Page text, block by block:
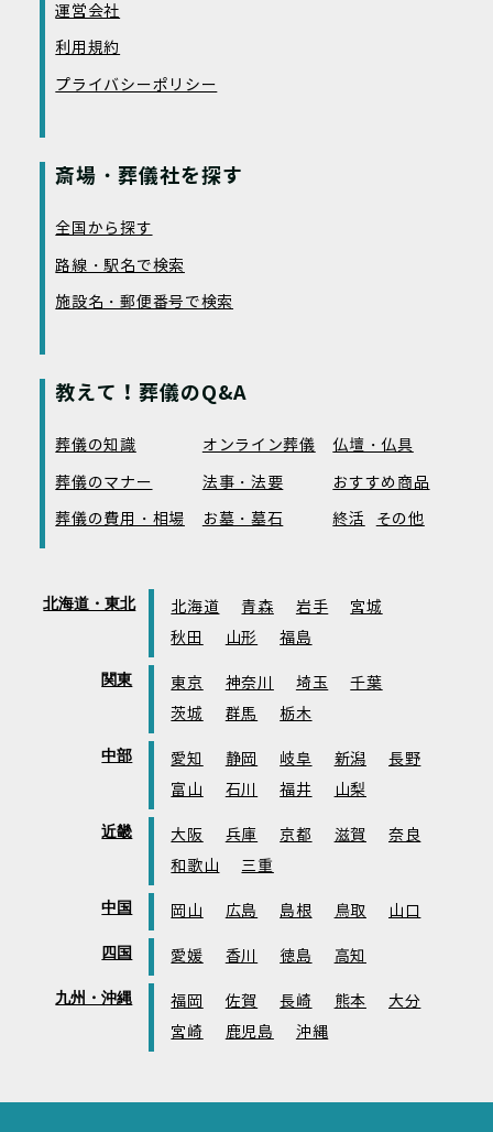
運営会社
利用規約
プライバシーポリシー
斎場・葬儀社を探す
全国から探す
路線・駅名で検索
施設名・郵便番号で検索
教えて！葬儀のQ&A
葬儀の知識 オンライン葬儀
仏壇・仏具
葬儀のマナー
法事・法要
おすすめ商品
葬儀の費用・相場
お墓・墓石 終活 その他
北海道・東北 北海道 青森 岩手
宮城
秋田
山形 福島
関東 東京 神奈川 埼玉
千葉
茨城
群馬 栃木
中部 愛知 静岡 岐阜 新潟
長野
富山
石川 福井 山梨
近畿 大阪 兵庫 京都 滋賀
奈良
和歌山
三重
中国 岡山 広島 島根 鳥取 山口
四国 愛媛 香川 徳島 高知
九州・沖縄 福岡 佐賀 長崎 熊本
大分
宮崎
鹿児島 沖縄